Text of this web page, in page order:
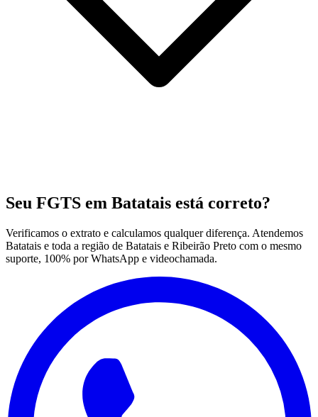
Seu FGTS em Batatais está correto?
Verificamos o extrato e calculamos qualquer diferença. Atendemos
Batatais e toda a região de Batatais e Ribeirão Preto com o mesmo
suporte, 100% por WhatsApp e videochamada.